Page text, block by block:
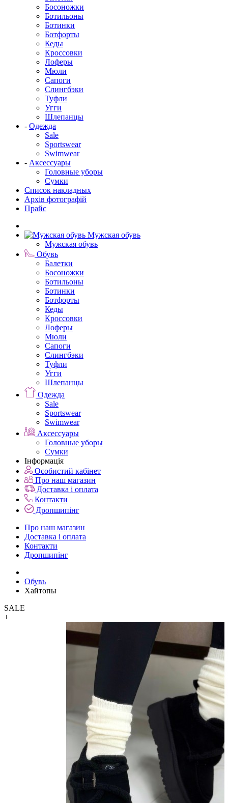
Босоножки
Ботильоны
Ботинки
Ботфорты
Кеды
Кроссовки
Лоферы
Мюли
Сапоги
Слингбэки
Туфли
Угги
Шлепанцы
- Одежда
Sale
Sportswear
Swimwear
- Аксессуары
Головные уборы
Сумки
Список накладных
Архів фотографій
Прайс
Мужская обувь
Мужская обувь
Обувь
Балетки
Босоножки
Ботильоны
Ботинки
Ботфорты
Кеды
Кроссовки
Лоферы
Мюли
Сапоги
Слингбэки
Туфли
Угги
Шлепанцы
Одежда
Sale
Sportswear
Swimwear
Аксессуары
Головные уборы
Сумки
Інформація
Особистий кабінет
Про наш магазин
Доставка і оплата
Контакти
Дропшипінг
Про наш магазин
Доставка і оплата
Контакти
Дропшипінг
Обувь
Хайтопы
SALE
+